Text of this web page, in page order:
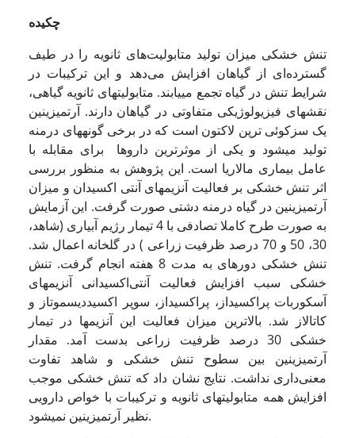
چکیده
تنش خشکی میزان تولید متابولیت‌های ثانویه را در طیف
گسترده‌ای از گیاهان افزایش می‌دهد و این ترکیبات در
شرایط تنش در گیاه تجمع می­یابند. متابولیت­های ثانویه گیاهی،
نقش­های فیزیولوژیکی متفاوتی در گیاهان دارند. آرتمیزینین
یک سزکوئی ترپن لاکتون است که در برخی گونه­های درمنه
تولید می­شود و یکی از موثرترین داروها برای مقابله با
عامل بیماری مالاریا است. این پژوهش به منظور بررسی
اثر تنش خشکی بر فعالیت آنزیم­های آنتی اکسیدان و میزان
آرتمیزینین در گیاه درمنه دشتی صورت گرفت. این آزمایش
به صورت طرح کاملا تصادفی با 4 تیمار رژیم آبیاری (شاهد،
30، 50 و 70 درصد ظرفیت زراعی ) در گلخانه اعمال شد.
تنش خشکی دوره­ای به مدت 8 هفته انجام گرفت. تنش
خشکی سبب افزایش فعالیت آنتی‌اکسیدانی آنزیم­های
آسکوربات پراکسیداز، پراکسیداز، سوپر اکسیددیسموتاز و
کاتالاز شد. بالاترین میزان فعالیت این آنزیم­ها در تیمار
خشکی 30 درصد ظرفیت زراعی بدست آمد. مقدار
آرتمیزینین بین سطوح تنش خشکی و شاهد تفاوت
معنی‌داری نداشت. نتایج نشان داد که تنش خشکی موجب
افزایش همه متابولیت­های ثانویه و ترکیبات با خواص دارویی
نظیر آرتمیزینین نمی­شود.